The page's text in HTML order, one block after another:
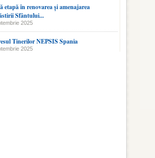
etapă în renovarea și amenajarea
Sfântului...
2025
Tinerilor NEPSIS Spania
2025